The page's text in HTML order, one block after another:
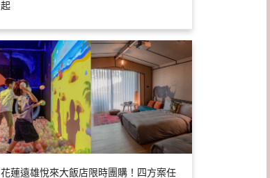
起
花蓮遠雄悅來大飯店限時團購！四方案任